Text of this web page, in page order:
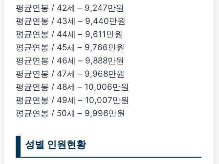
평균연봉 / 42세 – 9,247만원
평균연봉 / 43세 – 9,440만원
평균연봉 / 44세 – 9,611만원
평균연봉 / 45세 – 9,766만원
평균연봉 / 46세 – 9,888만원
평균연봉 / 47세 – 9,968만원
평균연봉 / 48세 – 10,006만원
평균연봉 / 49세 – 10,007만원
평균연봉 / 50세 – 9,996만원
성별 인원현황